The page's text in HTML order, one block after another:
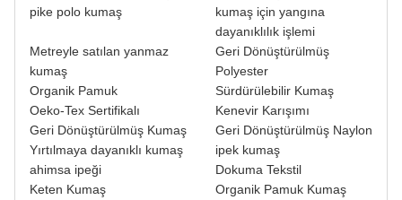
pike polo kumaş
kumaş için yangına
dayanıklılık işlemi
Metreyle satılan yanmaz
kumaş
Geri Dönüştürülmüş
Polyester
Organik Pamuk
Sürdürülebilir Kumaş
Oeko-Tex Sertifikalı
Kenevir Karışımı
Geri Dönüştürülmüş Kumaş
Geri Dönüştürülmüş Naylon
Yırtılmaya dayanıklı kumaş
ipek kumaş
ahimsa ipeği
Dokuma Tekstil
Keten Kumaş
Organik Pamuk Kumaş